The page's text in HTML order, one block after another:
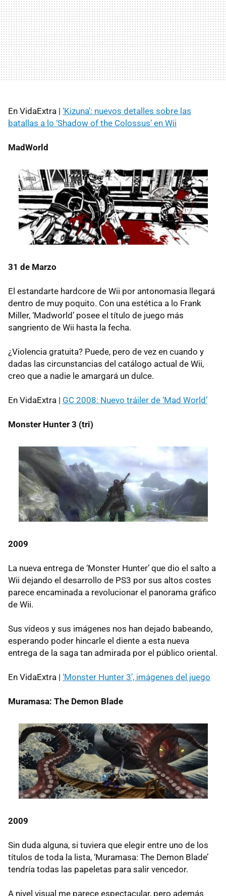
En VidaExtra | ‘Kizuna’: nuevos detalles sobre las
batallas a lo ‘Shadow of the Colossus’ en Wii
MadWorld
31 de Marzo
El estandarte hardcore de Wii por antonomasia llegará
dentro de muy poquito. Con una estética a lo Frank
Miller, ‘Madworld’ posee el título de juego más
sangriento de Wii hasta la fecha.
¿Violencia gratuita? Puede, pero de vez en cuando y
dadas las circunstancias del catálogo actual de Wii,
creo que a nadie le amargará un dulce.
En VidaExtra | GC 2008: Nuevo tráiler de ‘Mad World’
Monster Hunter 3 (tri)
2009
La nueva entrega de ‘Monster Hunter’ que dio el salto a
Wii dejando el desarrollo de PS3 por sus altos costes
parece encaminada a revolucionar el panorama gráfico
de Wii.
Sus vídeos y sus imágenes nos han dejado babeando,
esperando poder hincarle el diente a esta nueva
entrega de la saga tan admirada por el público oriental.
En VidaExtra | ‘Monster Hunter 3’, imágenes del juego
Muramasa: The Demon Blade
2009
Sin duda alguna, si tuviera que elegir entre uno de los
títulos de toda la lista, ‘Muramasa: The Demon Blade’
tendría todas las papeletas para salir vencedor.
A nivel visual me parece espectacular, pero además